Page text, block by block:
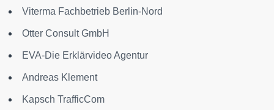
Viterma Fachbetrieb Berlin-Nord
Otter Consult GmbH
EVA-Die Erklärvideo Agentur
Andreas Klement
Kapsch TrafficCom